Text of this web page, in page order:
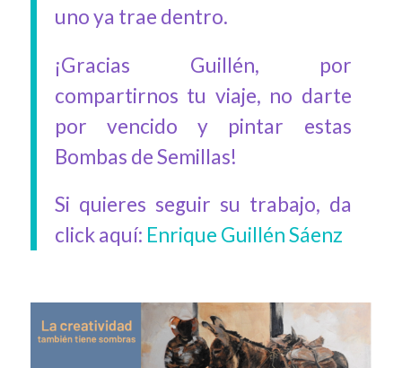
uno ya trae dentro.
¡Gracias Guillén, por
compartirnos tu viaje, no darte
por vencido y pintar estas
Bombas de Semillas!
Si quieres seguir su trabajo, da
click aquí: Enrique Guillén Sáenz